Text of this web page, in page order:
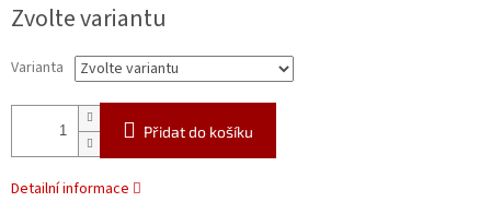
cena:
Zvolte variantu
Varianta
Přidat do košíku
Detailní informace